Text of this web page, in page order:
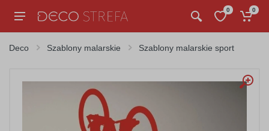
0 0
Deco Szablony malarskie Szablony malarskie sport